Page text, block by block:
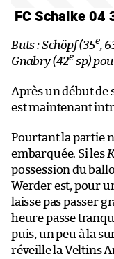
FC Schalke 04
Buts : Schöpf (35e,
Gnabry (42e sp)
Après un début de
est maintenant
Pourtant la partie
embarquée. Si les
possession du
Werder est, pour
laisse pas passer
heure passe
puis, un peu à la
réveille la Veltins